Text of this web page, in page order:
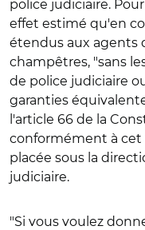
police judiciaire.
effet estimé qu'en
étendus aux agents
champêtres, "sans
de police judiciaire
garanties
l'article 66 de la
conformément à cet
placée sous la
judiciaire.
"Si vous voulez